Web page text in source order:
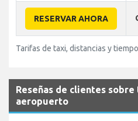
RESERVAR AHORA
Tarifas de taxi, distancias y
Reseñas de clientes
aeropuerto